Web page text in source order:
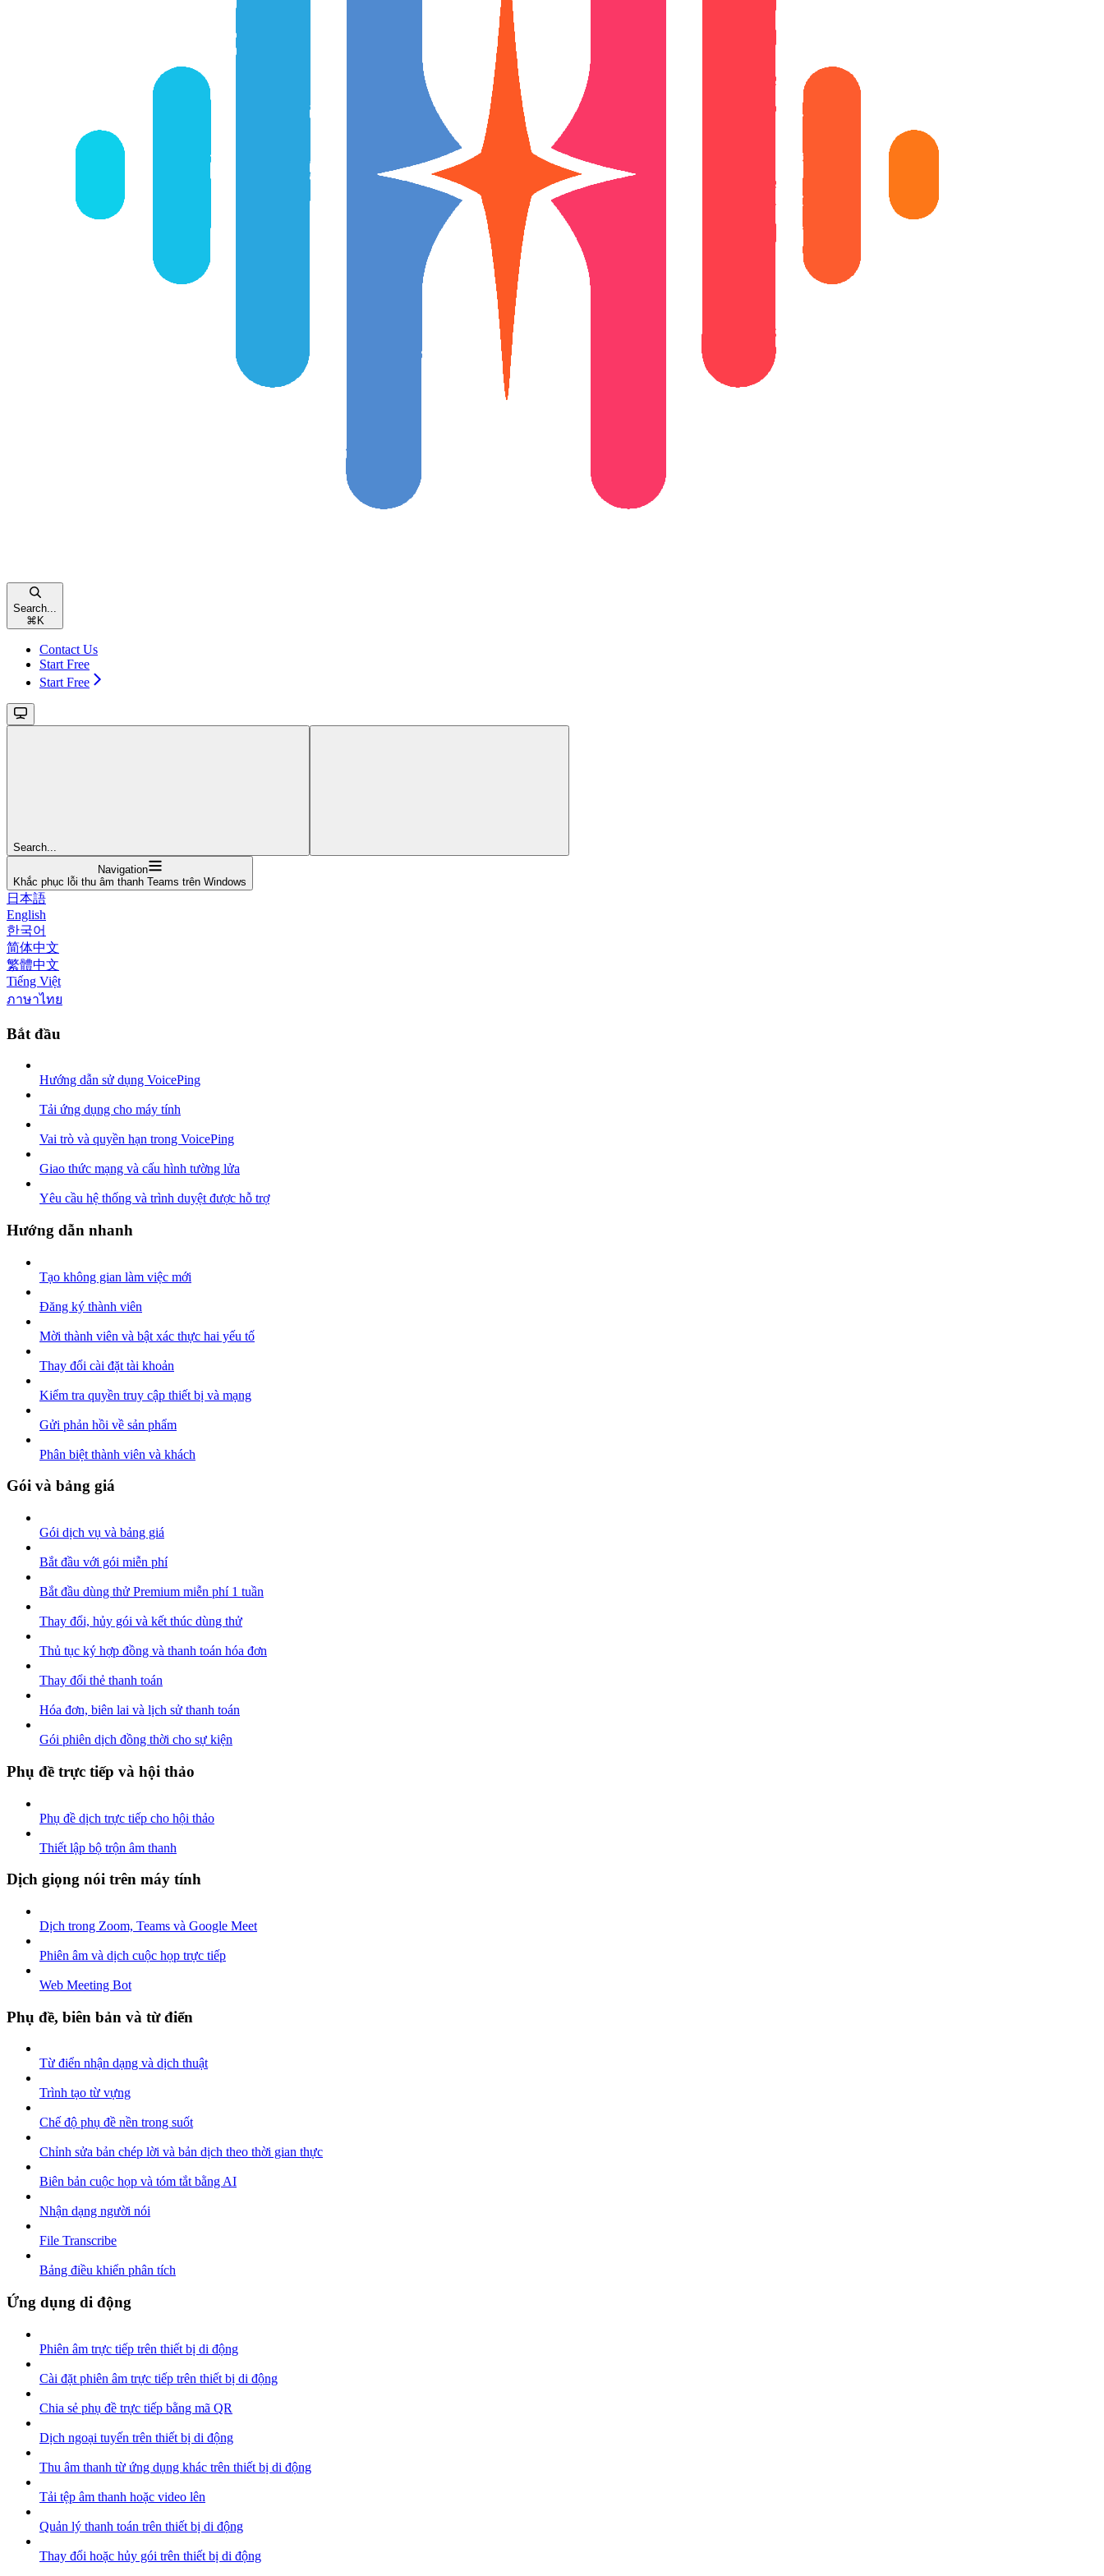
Search...
⌘ K
Contact Us
Start Free
Start Free
Search...
Navigation
Khắc phục lỗi thu âm thanh Teams trên Windows
日本語
English
한국어
简体中文
繁體中文
Tiếng Việt
ภาษาไทย
Bắt đầu
Hướng dẫn sử dụng VoicePing
Tải ứng dụng cho máy tính
Vai trò và quyền hạn trong VoicePing
Giao thức mạng và cấu hình tường lửa
Yêu cầu hệ thống và trình duyệt được hỗ trợ
Hướng dẫn nhanh
Tạo không gian làm việc mới
Đăng ký thành viên
Mời thành viên và bật xác thực hai yếu tố
Thay đổi cài đặt tài khoản
Kiểm tra quyền truy cập thiết bị và mạng
Gửi phản hồi về sản phẩm
Phân biệt thành viên và khách
Gói và bảng giá
Gói dịch vụ và bảng giá
Bắt đầu với gói miễn phí
Bắt đầu dùng thử Premium miễn phí 1 tuần
Thay đổi, hủy gói và kết thúc dùng thử
Thủ tục ký hợp đồng và thanh toán hóa đơn
Thay đổi thẻ thanh toán
Hóa đơn, biên lai và lịch sử thanh toán
Gói phiên dịch đồng thời cho sự kiện
Phụ đề trực tiếp và hội thảo
Phụ đề dịch trực tiếp cho hội thảo
Thiết lập bộ trộn âm thanh
Dịch giọng nói trên máy tính
Dịch trong Zoom, Teams và Google Meet
Phiên âm và dịch cuộc họp trực tiếp
Web Meeting Bot
Phụ đề, biên bản và từ điển
Từ điển nhận dạng và dịch thuật
Trình tạo từ vựng
Chế độ phụ đề nền trong suốt
Chỉnh sửa bản chép lời và bản dịch theo thời gian thực
Biên bản cuộc họp và tóm tắt bằng AI
Nhận dạng người nói
File Transcribe
Bảng điều khiển phân tích
Ứng dụng di động
Phiên âm trực tiếp trên thiết bị di động
Cài đặt phiên âm trực tiếp trên thiết bị di động
Chia sẻ phụ đề trực tiếp bằng mã QR
Dịch ngoại tuyến trên thiết bị di động
Thu âm thanh từ ứng dụng khác trên thiết bị di động
Tải tệp âm thanh hoặc video lên
Quản lý thanh toán trên thiết bị di động
Thay đổi hoặc hủy gói trên thiết bị di động